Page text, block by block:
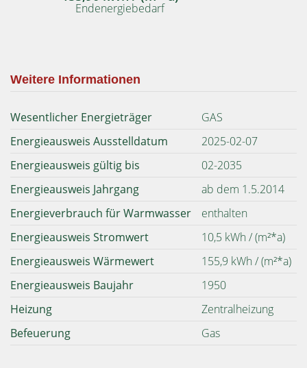
Endenergiebedarf
Weitere Informationen
Wesentlicher Energieträger
GAS
Energieausweis Ausstelldatum
2025-02-07
Energieausweis gültig bis
02-2035
Energieausweis Jahrgang
ab dem 1.5.2014
Energieverbrauch für Warmwasser
enthalten
Energieausweis Stromwert
10,5 kWh / (m²*a)
Energieausweis Wärmewert
155,9 kWh / (m²*a)
Energieausweis Baujahr
1950
Heizung
Zentralheizung
Befeuerung
Gas